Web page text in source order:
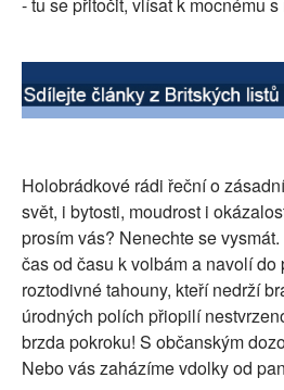
Holobrádkové rádi řeční o
svět, i bytosti, moudrost i
prosím vás? Nenechte se
čas od času k volbám a navolí do
roztodivné tahouny, kteří nedrží
úrodných polích přiopilí
brzda pokroku! S občanským
Nebo vás zaházíme vdolky od